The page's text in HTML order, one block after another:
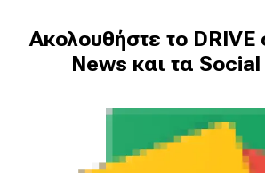
Ακολουθήστε το DRIVE
News και τα